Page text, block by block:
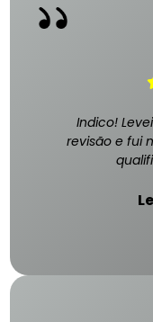
Indico!
revisão e fui